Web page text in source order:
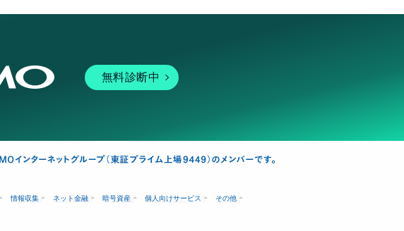
無料診断中
情報収集 ネット金融 暗号資産 個人向けサービス その他